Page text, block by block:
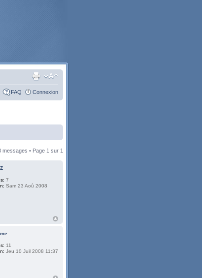
FAQ Connexion
messages • Page 1 sur 1
7
Sam 23 Aoû 2008
11
Jeu 10 Juil 2008 11:37